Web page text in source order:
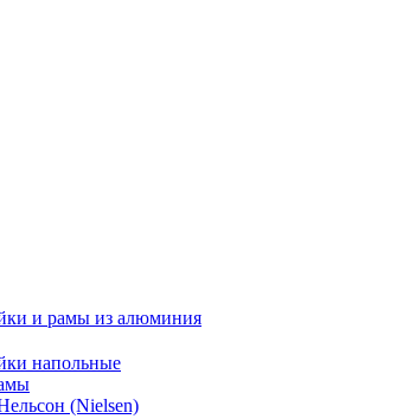
и рамы из алюминия
напольные
(Nielsen)